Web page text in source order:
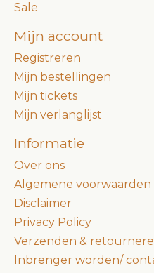
Sale
Mijn account
Registreren
Mijn bestellingen
Mijn tickets
Mijn verlanglijst
Informatie
Over ons
Algemene voorwaarden
Disclaimer
Privacy Policy
Verzenden &
Inbrenger worden/